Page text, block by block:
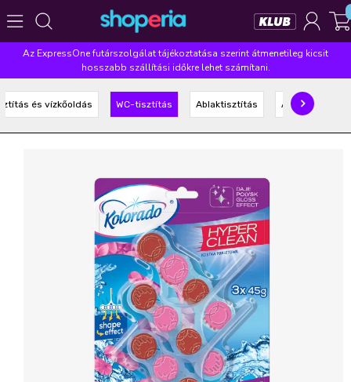
Népszerű kategóriák
Szépségápolás Élelmiszer Mosás Mosogatás
Takarítás Baba-mama Háztartás
Népszerű keresések
leukoplast ariel lenor finish pampers
Az ExpressOne futárszolgálat tájékoztatása szerint átmenetileg kicsit
hosszabb szállítási időkre lehet számítani.
és vízkőoldás WC-tisztítás Ablaktisztítás Általános